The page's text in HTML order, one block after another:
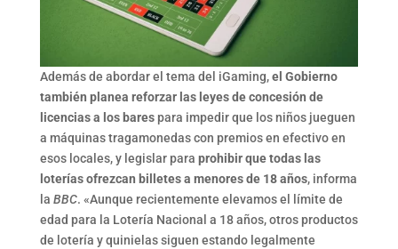
Además de abordar el tema del iGaming,el Gobierno
también planea reforzar las leyes de concesión de
licencias a los barespara impedir que los niños jueguen
a máquinas tragamonedas con premios en efectivo en
esos locales, y legislar para prohibir que todas las
loterías ofrezcan billetes a menores de 18 años, informa
la BBC. «Aunque recientemente elevamos el límite de
edad para la Lotería Nacional a 18 años, otros productos
de lotería y quinielas siguen estando legalmente